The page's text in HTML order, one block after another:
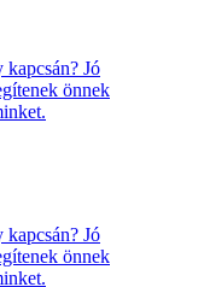
kapcsán? Jó
önnek
kapcsán? Jó
önnek